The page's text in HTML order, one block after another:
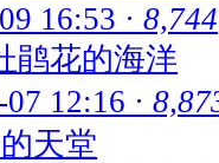
16:53 · 8,744
鹃花的海洋
07 12:16 ·
天堂